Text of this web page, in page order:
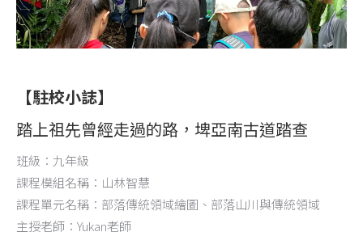
【駐校小誌】
踏上祖先曾經走過的路，埤亞南古道踏查
班級：九年級
課程模組名稱：山林智慧
課程單元名稱：部落傳統領域繪圖、部落山川與傳統領域
主授老師：Yukan老師